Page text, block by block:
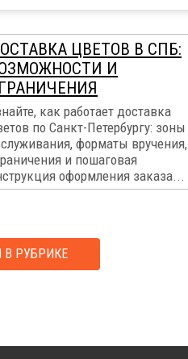
ЦВЕТОВ В СПБ:
И
как работает доставка
по Санкт-Петербургу: зоны
форматы вручения,
и пошаговая
оформления заказа...
РУБРИКЕ